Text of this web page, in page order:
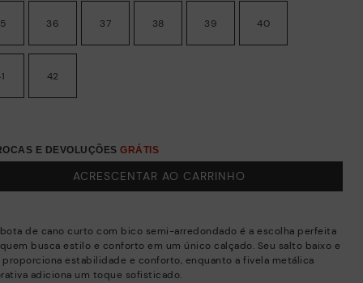
36 37 38 39 40
42
E DEVOLUÇÕESGRÁTIS
ACRESCENTAR AO CARRINHO
de cano curto com bico semi-arredondado é a escolha perfeita
busca estilo e conforto em um único calçado. Seu salto baixo e
proporciona estabilidade e conforto, enquanto a fivela metálica
adiciona um toque sofisticado.